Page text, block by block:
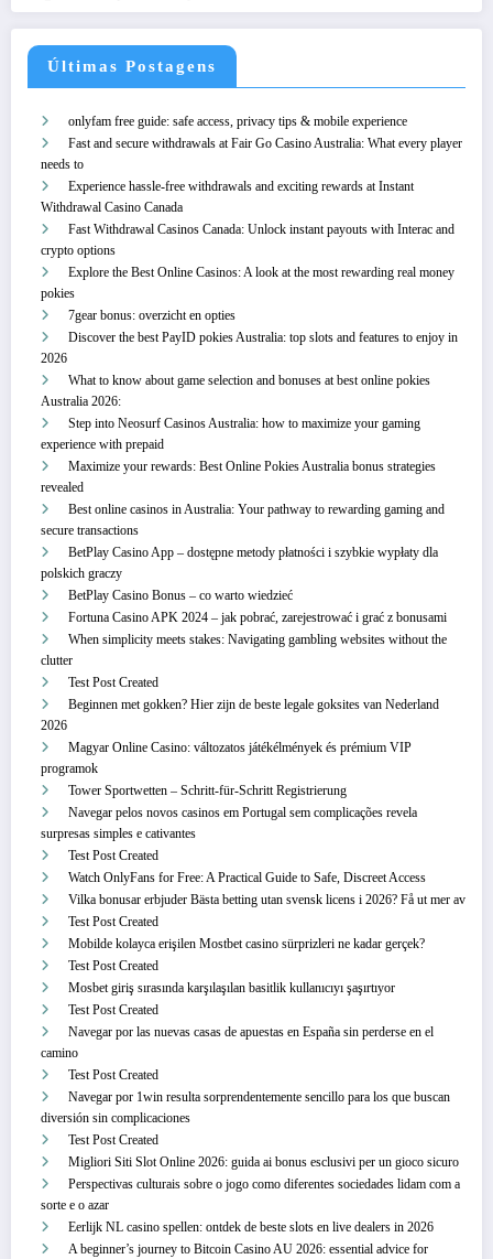
Últimas Postagens
onlyfam free guide: safe access, privacy tips & mobile experience
Fast and secure withdrawals at Fair Go Casino Australia: What every player
needs to
Experience hassle-free withdrawals and exciting rewards at Instant
Withdrawal Casino Canada
Fast Withdrawal Casinos Canada: Unlock instant payouts with Interac and
crypto options
Explore the Best Online Casinos: A look at the most rewarding real money
pokies
7gear bonus: overzicht en opties
Discover the best PayID pokies Australia: top slots and features to enjoy in
2026
What to know about game selection and bonuses at best online pokies
Australia 2026:
Step into Neosurf Casinos Australia: how to maximize your gaming
experience with prepaid
Maximize your rewards: Best Online Pokies Australia bonus strategies
revealed
Best online casinos in Australia: Your pathway to rewarding gaming and
secure transactions
BetPlay Casino App – dostępne metody płatności i szybkie wypłaty dla
polskich graczy
BetPlay Casino Bonus – co warto wiedzieć
Fortuna Casino APK 2024 – jak pobrać, zarejestrować i grać z bonusami
When simplicity meets stakes: Navigating gambling websites without the
clutter
Test Post Created
Beginnen met gokken? Hier zijn de beste legale goksites van Nederland
2026
Magyar Online Casino: változatos játékélmények és prémium VIP
programok
Tower Sportwetten – Schritt‑für‑Schritt Registrierung
Navegar pelos novos casinos em Portugal sem complicações revela
surpresas simples e cativantes
Test Post Created
Watch OnlyFans for Free: A Practical Guide to Safe, Discreet Access
Vilka bonusar erbjuder Bästa betting utan svensk licens i 2026? Få ut mer av
Test Post Created
Mobilde kolayca erişilen Mostbet casino sürprizleri ne kadar gerçek?
Test Post Created
Mosbet giriş sırasında karşılaşılan basitlik kullanıcıyı şaşırtıyor
Test Post Created
Navegar por las nuevas casas de apuestas en España sin perderse en el
camino
Test Post Created
Navegar por 1win resulta sorprendentemente sencillo para los que buscan
diversión sin complicaciones
Test Post Created
Migliori Siti Slot Online 2026: guida ai bonus esclusivi per un gioco sicuro
Perspectivas culturais sobre o jogo como diferentes sociedades lidam com a
sorte e o azar
Eerlijk NL casino spellen: ontdek de beste slots en live dealers in 2026
A beginner’s journey to Bitcoin Casino AU 2026: essential advice for